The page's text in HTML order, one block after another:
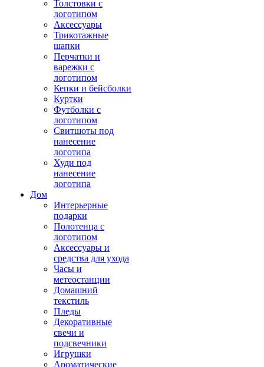
Толстовки с
логотипом
Аксессуары
Трикотажные
шапки
Перчатки и
варежки с
логотипом
Кепки и бейсболки
Куртки
Футболки с
логотипом
Свитшоты под
нанесение
логотипа
Худи под
нанесение
логотипа
Дом
Интерьерные
подарки
Полотенца с
логотипом
Аксессуары и
средства для ухода
Часы и
метеостанции
Домашний
текстиль
Пледы
Декоративные
свечи и
подсвечники
Игрушки
Ароматические